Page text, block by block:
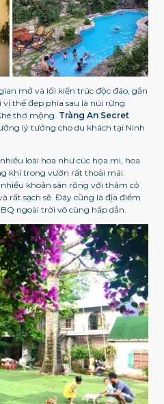
mở và lối kiến trúc độc đáo, gần
thế đẹp phía sau là núi rừng
thơ mộng. Tràng An Secret
lý tưởng cho du khách tại Ninh
loài hoa như cúc họa mi, hoa
khí trong vườn rất thoải mái.
khoản sân rộng với thảm cỏ
rất sạch sẽ. Đây cũng là địa điểm
ngoài trời vô cùng hấp dẫn.